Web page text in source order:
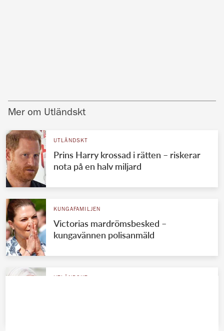
Mer om Utländskt
UTLÄNDSKT
Prins Harry krossad i rätten – riskerar
nota på en halv miljard
KUNGAFAMILJEN
Victorias mardrömsbesked –
kungavännen polisanmäld